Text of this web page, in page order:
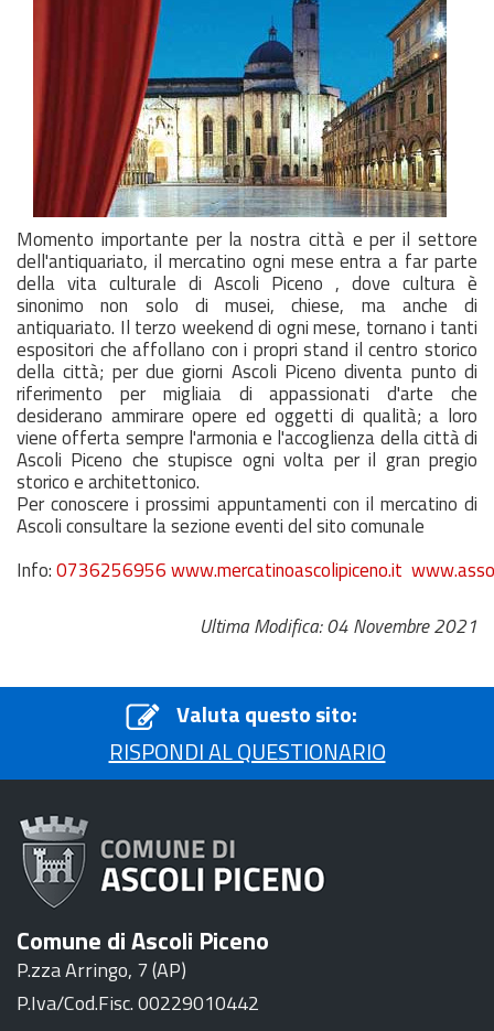
Momento importante per la nostra città e per il settore
dell'antiquariato, il mercatino ogni mese entra a far parte
della vita culturale di Ascoli Piceno , dove cultura è
sinonimo non solo di musei, chiese, ma anche di
antiquariato. Il terzo weekend di ogni mese, tornano i tanti
espositori che affollano con i propri stand il centro storico
della città; per due giorni Ascoli Piceno diventa punto di
riferimento per migliaia di appassionati d'arte che
desiderano ammirare opere ed oggetti di qualità; a loro
viene offerta sempre l'armonia e l'accoglienza della città di
Ascoli Piceno che stupisce ogni volta per il gran pregio
storico e architettonico.
Per conoscere i prossimi appuntamenti con il mercatino di
Ascoli consultare la sezione eventi del sito comunale
Info:0736256956www.mercatinoascolipiceno.it
Ultima Modifica: 04 Novembre 2021
Valuta questo sito:
RISPONDI AL QUESTIONARIO
Comune di Ascoli Piceno
P.zza Arringo, 7 (AP)
P.Iva/Cod.Fisc. 00229010442